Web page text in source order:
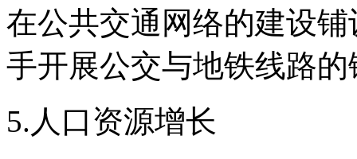
在公共交通网络的建设
手开展公交与地铁线路的
5.人口资源增长